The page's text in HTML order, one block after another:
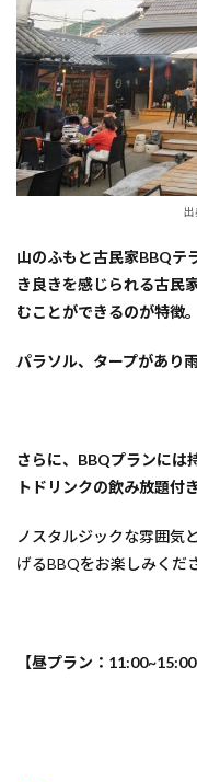
山のふもと古民家BBQテ
き良きを感じられる古民
むことができるのが特徴。
パラソル、タープがあり
さらに、BBQプランには
トドリンクの飲み放題付
ノスタルジックな雰囲気
げるBBQをお楽しみくだ
【昼プラン：